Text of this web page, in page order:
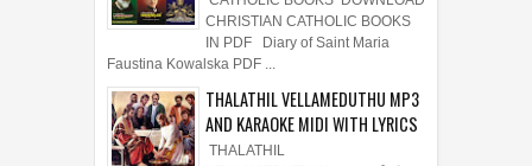
CHRISTIAN CATHOLIC BOOKS
IN PDF Diary of Saint Maria
Faustina Kowalska PDF ...
THALATHIL VELLAMEDUTHU MP3
AND KARAOKE MIDI WITH LYRICS
THALATHIL